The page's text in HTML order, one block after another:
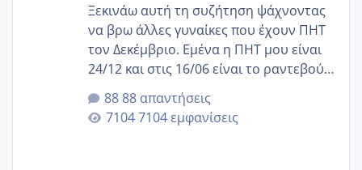
Ξεκινάω αυτή τη συζήτηση ψάχνοντας
να βρω άλλες γυναίκες που έχουν ΠΗΤ
τον Δεκέμβριο. Εμένα η ΠΗΤ μου είναι
24/12 και στις 16/06 είναι το ραντεβού
της αυχενικής διαφάνειας. Έχω αρκετό
άγχος και οι μέρες δεν φαίνεται να
περνάνε με τίποτα.
88 απαντήσεις
7104 εμφανίσεις